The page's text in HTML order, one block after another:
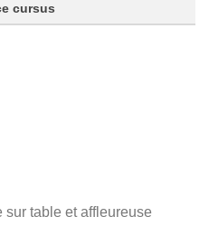
cursus
table et affleureuse